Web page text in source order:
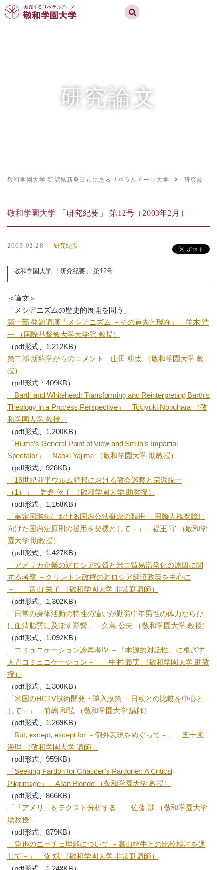
実践するリベラルアーツ 敬和学園大学
研究論文
敬和学園大学 新潟県新発田市にあるリベラルアーツ大学 研究論文
敬和学園大学 「研究紀要」 第12号（2003年2月）
2003.02.28 研究紀要
敬和学園大学 「研究紀要」 第12号
＜論文＞
「メシアニズムの歴史的展開を問う」
第一部 発題講演「メシアニズム －その過去と現在」 並木 浩
一 （国際基督教大学大学院 教授）
（pdf形式、1,212KB）
第二部 新約学からのコメント 山田 耕太 （敬和学園大学 教
授）
（pdf形式：409KB）
「Barth and Whitehead: Transforming and Reinterpreting Barth’s
Theology in a Process Perspective」 Tokiyuki Nobuhara （敬
和学園大学 教授）
（pdf形式、1,200KB）
「Hume’s General Point of View and Smith’s Impartial
Spectator」 Naoki Yajima （敬和学園大学 助教授）
（pdf形式、928KB）
「16世紀前半ウルム領邦における教会巡察と宗派統一
（1）」 岩倉 依子 （敬和学園大学 助教授）
（pdf形式、1,168KB）
「実定国際法における国内公法概念の類推 －国際人権保障に
向けた国内法原則の援用を契機として－」 福王 守 （敬和学
園大学 助教授）
（pdf形式、1,427KB）
「アメリカ企業の対ロシア投資と米ロ貿易活発化の原因に関
する考察 －クリントン政権の対ロシア経済政策を中心に
－」 富山 栄子 （敬和学園大学 非常勤講師）
（pdf形式、1,302KB）
「日常の身体活動の特性の違いが勤労中年男性の体力ならび
に血清脂質に及ぼす影響」 久島 公夫 （敬和学園大学 教授）
（pdf形式、1,092KB）
「コミュニケーション論再考IV －「本源的対話性」に根ざす
人間コミュニケーション－」 中村 義実 （敬和学園大学 助教
授）
（pdf形式、1,300KB）
「米国のHDTV技術開発・導入政策 －日欧との比較を中心と
して－」 前嶋 和弘 （敬和学園大学 講師）
（pdf形式、1,269KB）
「But, except, except for －例外表現をめぐって－」 五十嵐
海理 （敬和学園大学 講師）
（pdf形式、959KB）
「Seeking Pardon for Chaucer’s Pardoner: A Critical
Pilgrimage」 Allan Blonde （敬和学園大学 教授）
（pdf形式、866KB）
「『アメリ』をテクスト分析する」 佐藤 渉 （敬和学園大学
助教授）
（pdf形式、879KB）
「魯迅のニーチェ理解について －高山樗牛との比較検討を通
じて－」 修 斌 （敬和学園大学 非常勤講師）